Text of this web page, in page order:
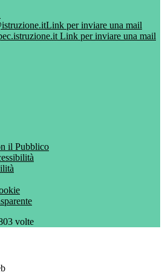
Link per inviare una mail
Link per inviare una mail
il Pubblico
volte